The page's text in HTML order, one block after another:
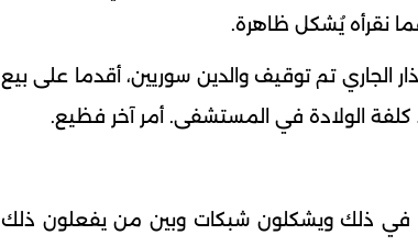
نقرأه يُشكل ظاهرة.
آخر بمثابة جريمة فظيعة وهو قيام أهالٍ ببيع أطفالهم. في 17 آذار الجاري تم توقيف والدين سوريين، أقدما على بيع
في ذلك ويشكلون شبكات وبين من يفعلون ذلك